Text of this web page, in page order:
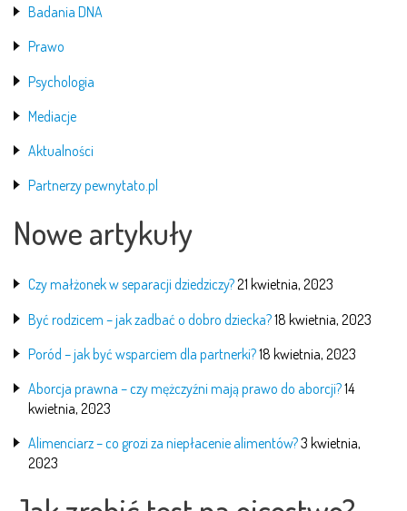
Badania DNA
Prawo
Psychologia
Mediacje
Aktualności
Partnerzy pewnytato.pl
Nowe artykuły
Czy małżonek w separacji dziedziczy?21 kwietnia, 2023
Być rodzicem – jak zadbać o dobro dziecka?18 kwietnia, 2023
Poród – jak być wsparciem dla partnerki?18 kwietnia, 2023
Aborcja prawna – czy mężczyźni mają prawo do aborcji?14
kwietnia, 2023
Alimenciarz – co grozi za niepłacenie alimentów?3 kwietnia,
2023